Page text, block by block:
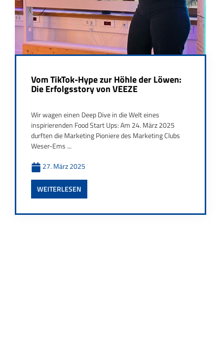
Vom TikTok-Hype zur Höhle der Löwen:
Die Erfolgsstory von VEEZE
Wir wagen einen Deep Dive in die Welt eines
inspirierenden Food Start Ups: Am 24. März 2025
durften die Marketing Pioniere des Marketing Clubs
Weser-Ems ...
27. März 2025
WEITERLESEN